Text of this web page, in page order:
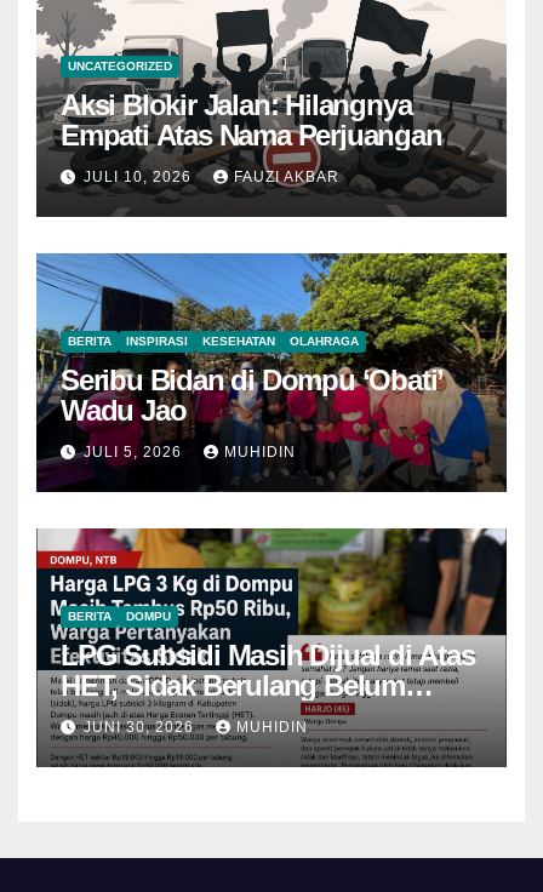
UNCATEGORIZED
Aksi Blokir Jalan: Hilangnya
Empati Atas Nama Perjuangan
JULI 10, 2026 FAUZI AKBAR
BERITA INSPIRASI KESEHATAN OLAHRAGA
Seribu Bidan di Dompu ‘Obati’
Wadu Jao
JULI 5, 2026 MUHIDIN
BERITA DOMPU
LPG Subsidi Masih Dijual di Atas
HET, Sidak Berulang Belum
Mampu Menekan Harga
JUNI 30, 2026 MUHIDIN